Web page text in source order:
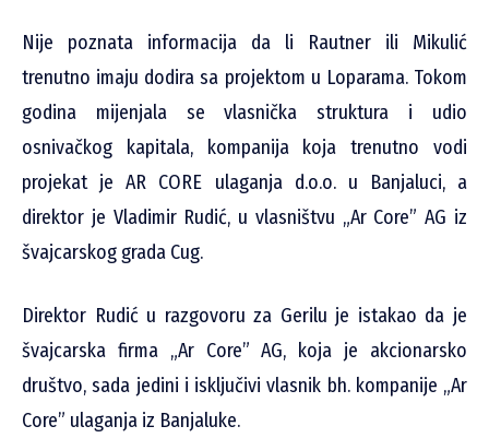
Nije poznata informacija da li Rautner ili Mikulić
trenutno imaju dodira sa projektom u Loparama. Tokom
godina mijenjala se vlasnička struktura i udio
osnivačkog kapitala, kompanija koja trenutno vodi
projekat je AR CORE ulaganja d.o.o. u Banjaluci, a
direktor je Vladimir Rudić, u vlasništvu „Ar Core” AG iz
švajcarskog grada Cug.
Direktor Rudić u razgovoru za Gerilu je istakao da je
švajcarska firma „Ar Core” AG, koja je akcionarsko
društvo, sada jedini i isključivi vlasnik bh. kompanije „Ar
Core” ulaganja iz Banjaluke.